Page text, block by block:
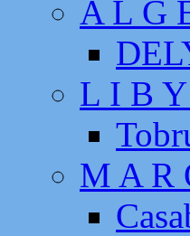
A L G
L I B
M A R